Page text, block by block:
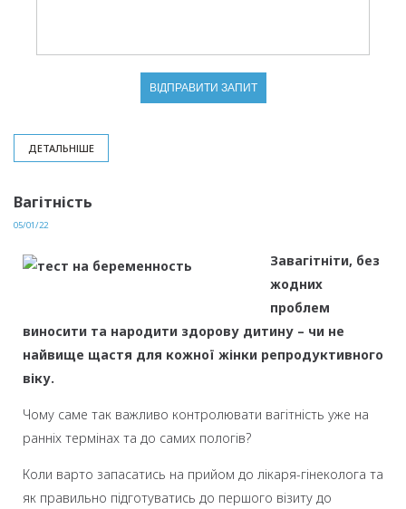
ДЕТАЛЬНІШЕ
Вагітність
05/01/22
Завагітніти, без
жодних
проблем
виносити та народити здорову дитину – чи не
найвище щастя для кожної жінки репродуктивного
віку.
Чому саме так важливо контролювати вагітність уже на
ранніх термінах та до самих пологів?
Коли варто запасатись на прийом до лікаря-гінеколога та
як правильно підготуватись до першого візиту до